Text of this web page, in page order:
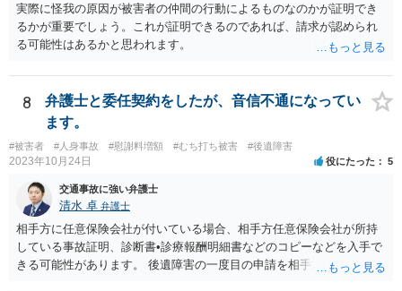
実際に怪我の原因が被害者の仲間の行動によるものなのかが証明でき
るかが重要でしょう。これが証明できるのであれば、請求が認められ
る可能性はあるかと思われます。
8
弁護士と委任契約をしたが、音信不通になってい
ます。
#被害者 #人身事故 #慰謝料増額 #むち打ち被害 #後遺障害
2023年10月24日 役にたった 5
交通事故に強い弁護士
清水 卓 弁護士
相手方に任意保険会社が付いている場合、相手方任意保険会社が所持
している事故証明、診断書•診療報酬明細書などのコピーなどを入手で
きる可能性があります。 後遺障害の一度目の申請を相手方任意保険会